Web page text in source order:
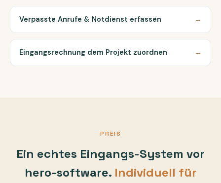
Verpasste Anrufe & Notdienst erfassen →
Eingangsrechnung dem Projekt zuordnen →
PREIS
Ein echtes Eingangs-System vor
hero-software. Individuell für